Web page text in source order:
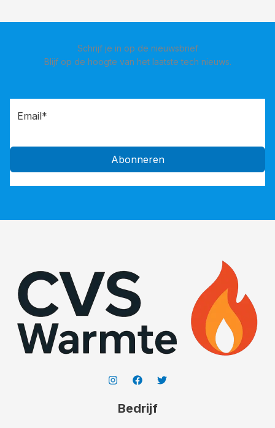
Schrijf je in op de nieuwsbrief
Blijf op de hoogte van het laatste tech nieuws.
Abonneren
Bedrijf